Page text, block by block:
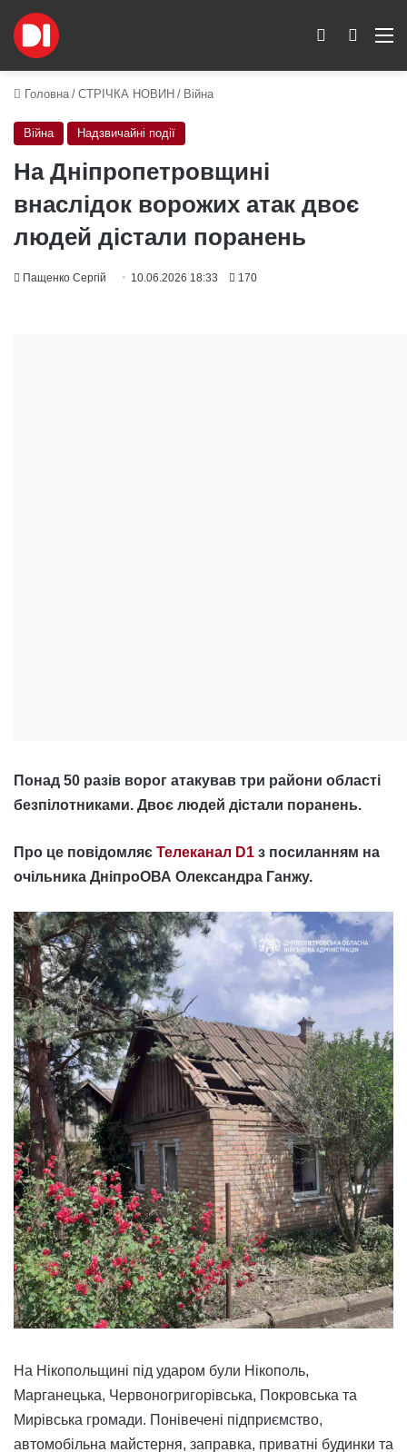
Пошук
Switch skin
Головна / СТРІЧКА НОВИН / Війна
Війна Надзвичайні події
На Дніпропетровщині
внаслідок ворожих атак двоє
людей дістали поранень
Пащенко Сергій 10.06.2026 18:33 170
Понад 50 разів ворог атакував три райони області
безпілотниками. Двоє людей дістали поранень.
Про це повідомляє Телеканал D1 з посиланням на
очільника ДніпроОВА Олександра Ганжу.
На Нікопольщині під ударом були Нікополь,
Марганецька, Червоногригорівська, Покровська та
Мирівська громади. Понівечені підприємство,
автомобільна майстерня, заправка, приватні будинки та